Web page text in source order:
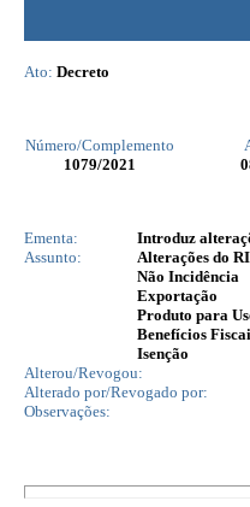
Ato: Decreto
Número/Complemento
1079/2021
Ementa:
Introduz
Assunto:
Alterações do
Não Incidência
Exportação
Produto para
Benefícios
Isenção
Alterou/Revogou:
Alterado por/Revogado por:
Observações: